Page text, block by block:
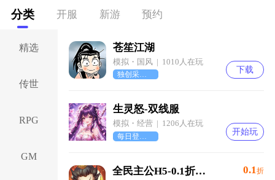
分类 开服 新游 预约
精选
传世
RPG
GM
苍笙江湖
模拟・国风 | 1010人在玩
独创采集挂机系统
下载
生灵怒-双线服
模拟・经营 | 1206人在玩
每日登录领取好礼
开始玩
全民主公H5-0.1折免费版 0.1折